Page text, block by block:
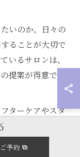
いのか、日々の
ることが大切で
いるサロンは、
提案が得意で
ターケアやスタ
らいましょう。
ることで、期待
ご予約